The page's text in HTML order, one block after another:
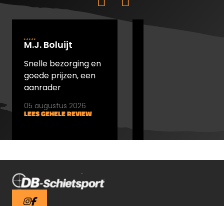
M.J. Boluijt
Snelle bezorging en
goede prijzen, een
aanrader
LEES GEHELE REVIEW
05 augustus 2026